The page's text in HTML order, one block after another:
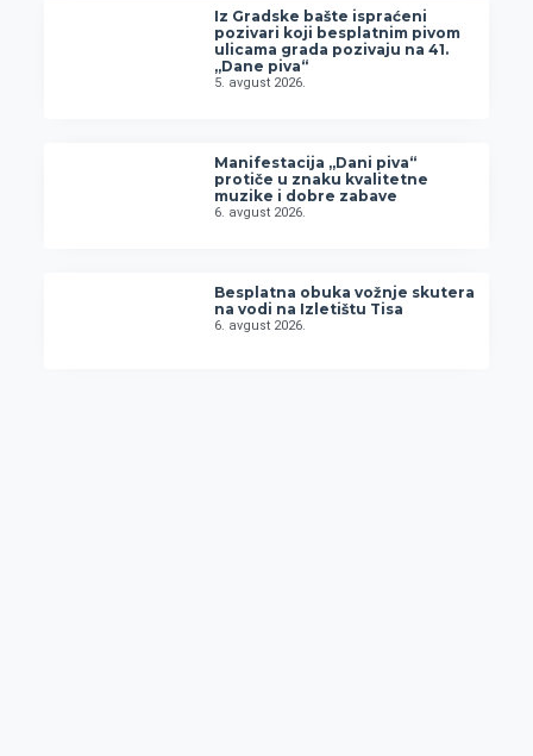
Iz Gradske bašte ispraćeni
pozivari koji besplatnim pivom
ulicama grada pozivaju na 41.
„Dane piva“
5. avgust 2026.
Manifestacija „Dani piva“
protiče u znaku kvalitetne
muzike i dobre zabave
6. avgust 2026.
Besplatna obuka vožnje skutera
na vodi na Izletištu Tisa
6. avgust 2026.